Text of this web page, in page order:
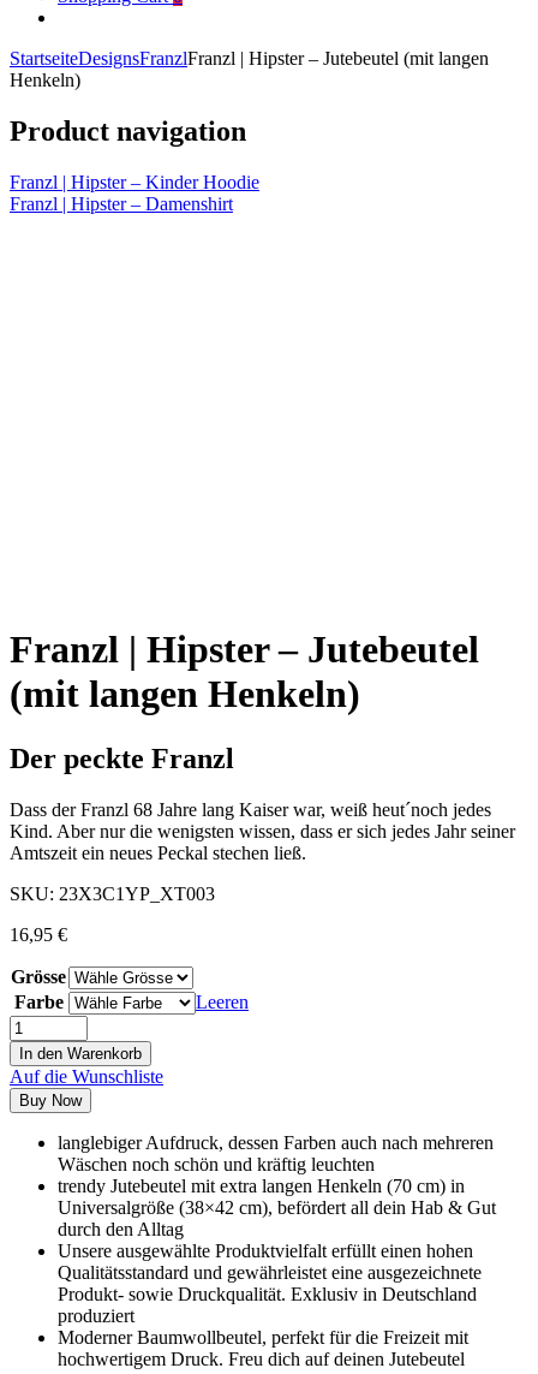
StartseiteDesignsFranzlFranzl | Hipster – Jutebeutel (mit langen
Henkeln)
Product navigation
Franzl | Hipster – Kinder Hoodie
Franzl | Hipster – Damenshirt
Franzl | Hipster – Jutebeutel
(mit langen Henkeln)
Der peckte Franzl
Dass der Franzl 68 Jahre lang Kaiser war, weiß heut´noch jedes
Kind. Aber nur die wenigsten wissen, dass er sich jedes Jahr seiner
Amtszeit ein neues Peckal stechen ließ.
SKU: 23X3C1YP_XT003
16,95 €
Grösse
Farbe
Leeren
In den Warenkorb
Auf die Wunschliste
Buy Now
langlebiger Aufdruck, dessen Farben auch nach mehreren
Wäschen noch schön und kräftig leuchten
trendy Jutebeutel mit extra langen Henkeln (70 cm) in
Universalgröße (38×42 cm), befördert all dein Hab & Gut
durch den Alltag
Unsere ausgewählte Produktvielfalt erfüllt einen hohen
Qualitätsstandard und gewährleistet eine ausgezeichnete
Produkt- sowie Druckqualität. Exklusiv in Deutschland
produziert
Moderner Baumwollbeutel, perfekt für die Freizeit mit
hochwertigem Druck. Freu dich auf deinen Jutebeutel